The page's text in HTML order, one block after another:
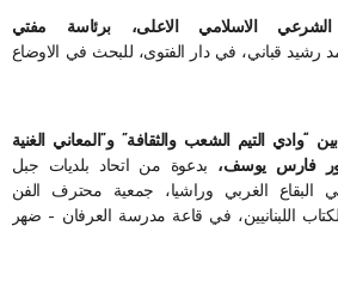
الشرعي الاسلامي الاعلى، برئاسة مفتي
رشيد قباني، في دار الفتوى، للبحث في الاوضاع
“وادي التيم الشعب والثقافة” و”المعاني الغنية
فارس يوسف، بدعوة من اتحاد بلديات جبل
البقاع الغربي وراشيا، جمعية محترف الفن
اللبنانيين، في قاعة مدرسة العرفان – ضهر